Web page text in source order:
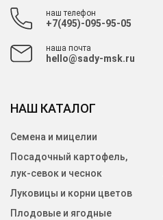
наш телефон
+7(495)-095-95-05
наша почта
hello@sady-msk.ru
НАШ КАТАЛОГ
Семена и мицелии
Посадочный картофель,
лук-севок и чеснок
Луковицы и корни цветов
Плодовые и ягодные